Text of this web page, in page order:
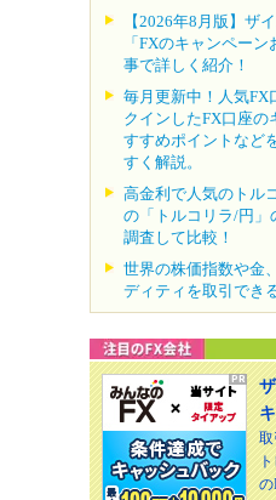
【2026年8月版】ザ
「FXのキャンペー
事で詳しく紹介！
毎月更新中！人気FX
クインしたFX口座の
すすめポイントなど
すく解説。
高金利で人気のトル
の「トルコリラ/円」
調査して比較！
世界の株価指数や金
ディティを取引でき
の